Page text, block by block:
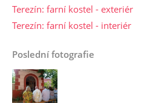
Terezín: farní kostel - exteriér
Terezín: farní kostel - interiér
Poslední fotografie